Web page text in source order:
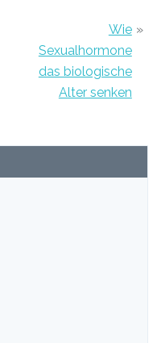
Wie
Sexualhormone
das biologische
Alter senken
»